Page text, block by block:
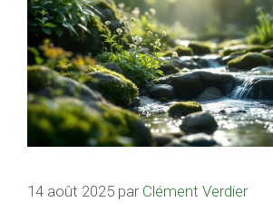
14 août 2025 par Clément Verdier